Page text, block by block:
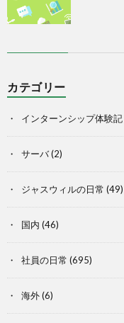
カテゴリー
インターンシップ体験記
サーバ(2)
ジャスウィルの日常 (49)
国内 (46)
社員の日常 (695)
海外(6)